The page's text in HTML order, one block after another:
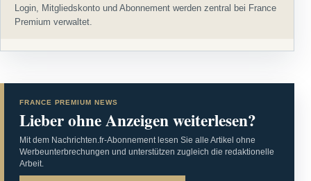
Login, Mitgliedskonto und Abonnement werden zentral bei France
Premium verwaltet.
FRANCE PREMIUM NEWS
Lieber ohne Anzeigen weiterlesen?
Mit dem Nachrichten.fr-Abonnement lesen Sie alle Artikel ohne
Werbeunterbrechungen und unterstützen zugleich die redaktionelle
Arbeit.